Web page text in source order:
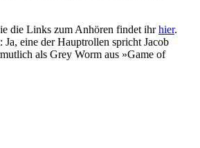
die Links zum Anhören findet ihrhier.
eine der Hauptrollen spricht Jacob
als Grey Worm aus »Game of